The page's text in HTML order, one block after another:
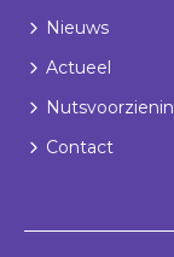
Nieuws
Actueel
Contact